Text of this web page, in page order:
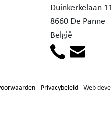
Duinkerkelaan
8660 De Panne
België
- Privacybeleid- Web